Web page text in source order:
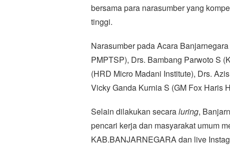
bersama para narasumber yang
tinggi.
Narasumber pada Acara Banjarnegara
PMPTSP), Drs. Bambang Parwoto S
(HRD Micro Madani Institute), Drs.
Vicky Ganda Kurnia S (GM Fox Haris
Selain dilakukan secaraluring,
pencari kerja dan masyarakat umum
KAB.BANJARNEGARA dan live